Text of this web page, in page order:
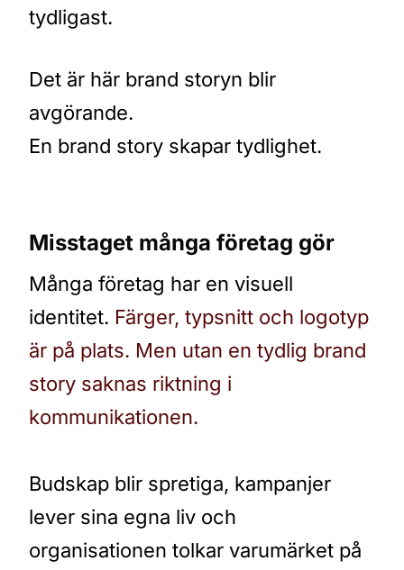
tydligast.
Det är här brand storyn blir
avgörande.
En brand story skapar tydlighet.
Misstaget många företag gör
Många företag har en visuell
identitet. Färger, typsnitt och logotyp
är på plats. Men utan en tydlig brand
story saknas riktning i
kommunikationen.
Budskap blir spretiga, kampanjer
lever sina egna liv och
organisationen tolkar varumärket på